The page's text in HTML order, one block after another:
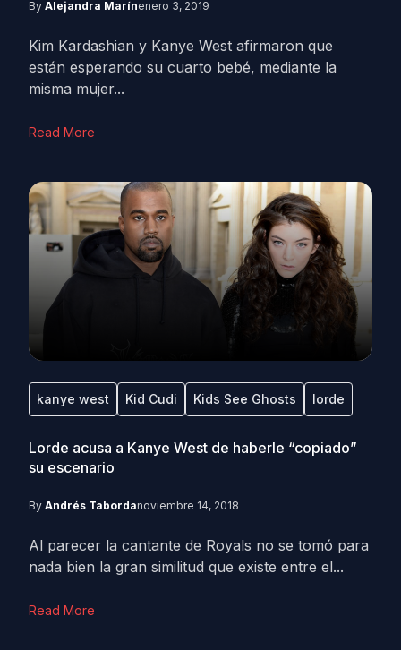
By Alejandra Marínenero 3, 2019
Kim Kardashian y Kanye West afirmaron que
están esperando su cuarto bebé, mediante la
misma mujer...
Read More
kanye west Kid Cudi Kids See Ghosts lorde
Lorde acusa a Kanye West de haberle “copiado”
su escenario
By Andrés Tabordanoviembre 14, 2018
Al parecer la cantante de Royals no se tomó para
nada bien la gran similitud que existe entre el...
Read More